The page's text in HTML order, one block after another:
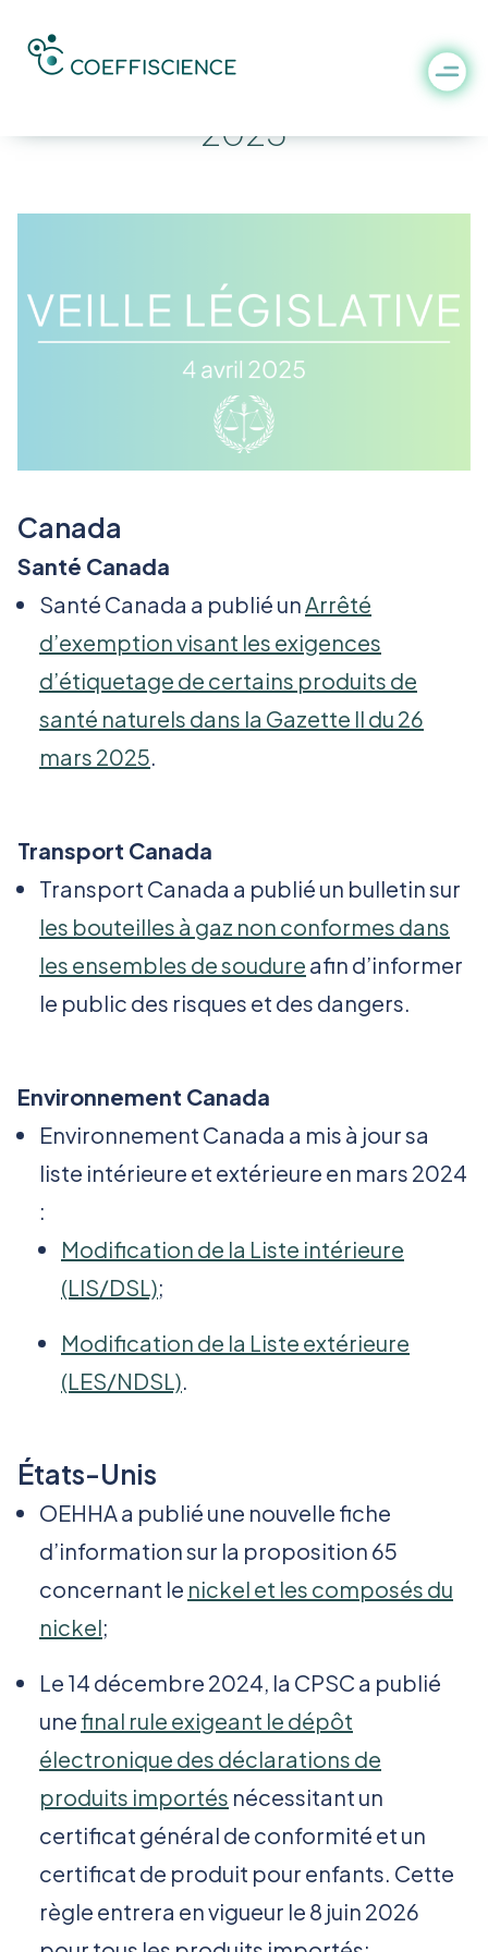
Veille législative du 4 avril
2025
Canada
Santé Canada
Santé Canada a publié unArrêté
d’exemption visant les exigences
d’étiquetage de certains produits de
santé naturels dans la Gazette II du 26
mars 2025.
Transport Canada
Transport Canada a publié un bulletin sur
les bouteilles à gaz non conformes dans
les ensembles de soudure afin d’informer
le public des risques et des dangers.
Environnement Canada
Environnement Canada a mis à jour sa
liste intérieure et extérieure en mars 2024
:
Modification de la Liste intérieure
(LIS/DSL);
Modification de la Liste extérieure
(LES/NDSL).
États-Unis
OEHHA a publié une nouvelle fiche
d’information sur la proposition 65
concernant le nickel et les composés du
nickel;
Le 14 décembre 2024, la CPSC a publié
une final rule exigeant le dépôt
électronique des déclarations de
produits importés nécessitant un
certificat général de conformité et un
certificat de produit pour enfants. Cette
règle entrera en vigueur le 8 juin 2026